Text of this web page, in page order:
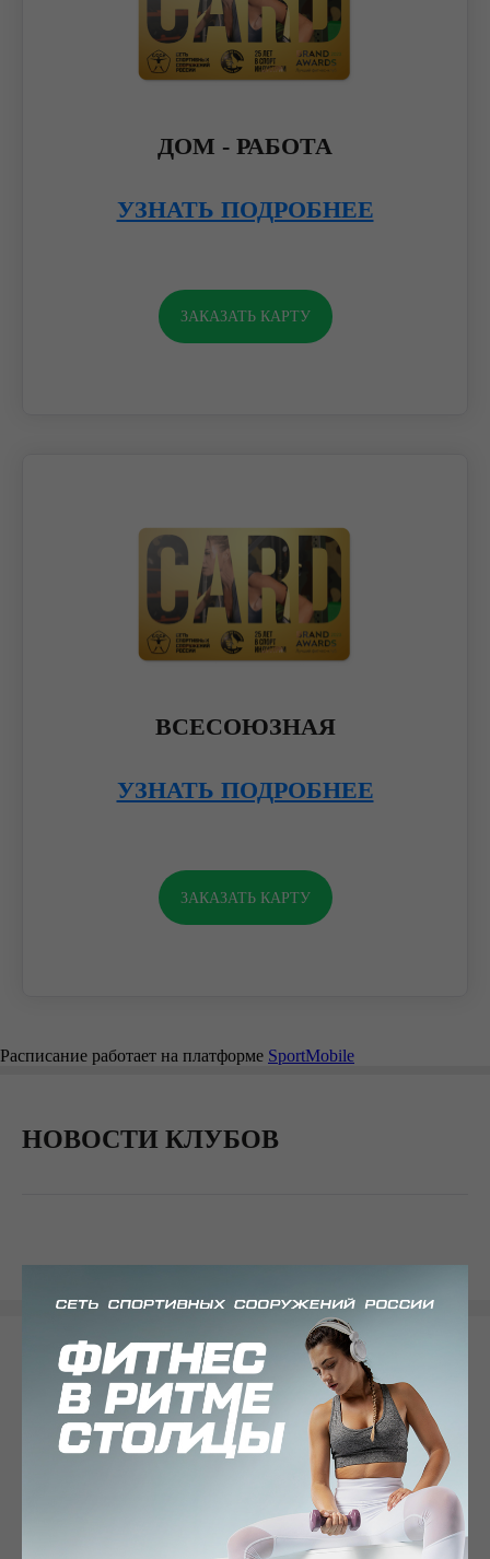
ДОМ - РАБОТА
УЗНАТЬ ПОДРОБНЕЕ
ЗАКАЗАТЬ КАРТУ
ВСЕСОЮЗНАЯ
УЗНАТЬ ПОДРОБНЕЕ
ЗАКАЗАТЬ КАРТУ
Расписание работает на платформе SportMobile
НОВОСТИ КЛУБОВ